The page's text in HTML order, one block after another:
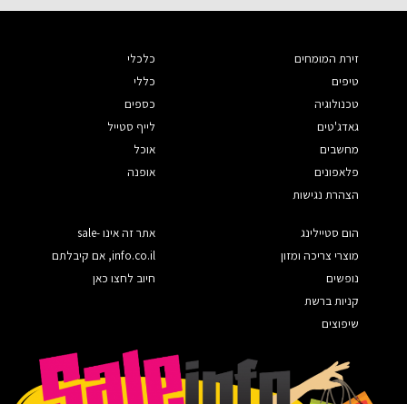
זירת המומחים
טיפים
טכנולוגיה
גאדג'טים
מחשבים
פלאפונים
הצהרת נגישות
כלכלי
כללי
כספים
לייף סטייל
אוכל
אופנה
הום סטיילינג
מוצרי צריכה ומזון
נופשים
קניות ברשת
שיפוצים
אתר זה אינו sale-
info.co.il, אם קיבלתם
חיוב לחצו כאן